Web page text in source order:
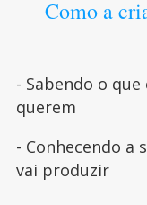
Como a
- Sabendo o
querem
- Conhecendo a
vai produzir